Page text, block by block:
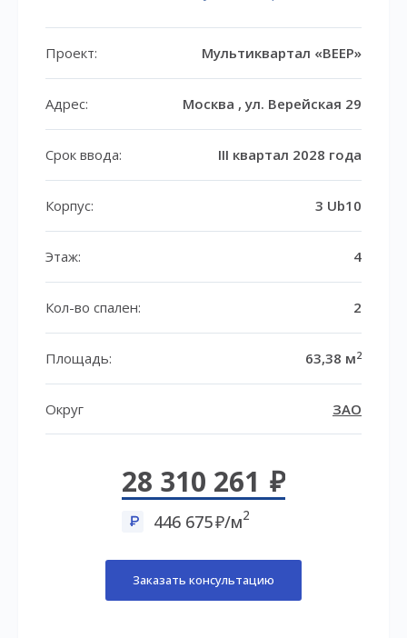
Проект: Мультиквартал «ВЕЕР»
Адрес: Москва , ул. Верейская 29
Срок ввода: III квартал 2028 года
Корпус: 3 Ub10
Этаж: 4
Кол-во спален: 2
Площадь: 63,38 м2
Округ ЗАО
28 310 261
446 675 /м2
Заказать консультацию